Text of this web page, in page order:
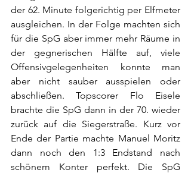
der 62. Minute folgerichtig per Elfmeter
ausgleichen. In der Folge machten sich
für die SpG aber immer mehr Räume in
der gegnerischen Hälfte auf, viele
Offensivgelegenheiten konnte man
aber nicht sauber ausspielen oder
abschließen. Topscorer Flo Eisele
brachte die SpG dann in der 70. wieder
zurück auf die Siegerstraße. Kurz vor
Ende der Partie machte Manuel Moritz
dann noch den 1:3 Endstand nach
schönem Konter perfekt. Die SpG